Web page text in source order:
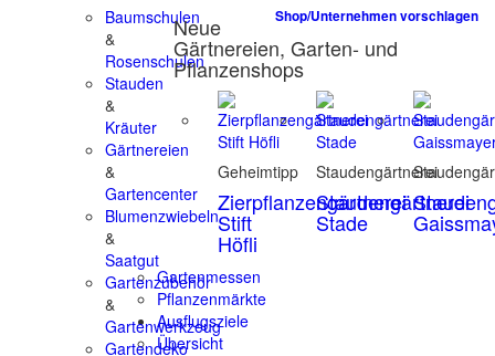
Baumschulen
&
Rosenschulen
Stauden
&
Kräuter
Gärtnereien
&
Gartencenter
Blumenzwiebeln
&
Saatgut
Gartenzubehör
&
Gartenwerkzeug
Gartendeko
Shop/Unternehmen vorschlagen
Neue
Gärtnereien, Garten- und
Pflanzenshops
Geheimtipp
Zierpflanzengärtnerei
Stift
Höfli
Staudengärtnerei
Staudengärtnerei
Stade
Gartenmessen
Pflanzenmärkte
Ausflugsziele
Übersicht